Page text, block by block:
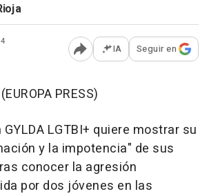
Abrir opciones para
IA Seguir en
PRESS)
LGTBI+ quiere mostrar su
y la impotencia" de sus
conocer la agresión
por dos jóvenes en las